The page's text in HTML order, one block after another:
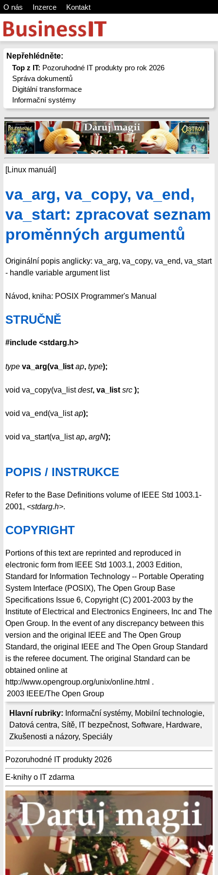
O nás Inzerce Kontakt
Nepřehlédněte:
Top z IT: Pozoruhodné IT produkty pro rok 2026
Správa dokumentů
Digitální transformace
Informační systémy
Hlavní rubriky: Informační systémy, Mobilní technologie,
Datová centra, Sítě, IT bezpečnost, Software, Hardware,
Zkušenosti a názory, Speciály
Pozoruhodné IT produkty 2026
E-knihy o IT zdarma
[Linux manuál]
va_arg, va_copy, va_end,
va_start: zpracovat seznam
proměnných argumentů
Originální popis anglicky: va_arg, va_copy, va_end, va_start
- handle variable argument list
Návod, kniha: POSIX Programmer's Manual
STRUČNĚ
#include <stdarg.h>
type va_arg(va_list ap, type);
void va_copy(va_listdest, va_list src );
void va_end(va_listap);
void va_start(va_listap, argN);
POPIS / INSTRUKCE
Refer to the Base Definitions volume of IEEE Std 1003.1-
2001, <stdarg.h>.
COPYRIGHT
Portions of this text are reprinted and reproduced in
electronic form from IEEE Std 1003.1, 2003 Edition,
Standard for Information Technology -- Portable Operating
System Interface (POSIX), The Open Group Base
Specifications Issue 6, Copyright (C) 2001-2003 by the
Institute of Electrical and Electronics Engineers, Inc and The
Open Group. In the event of any discrepancy between this
version and the original IEEE and The Open Group
Standard, the original IEEE and The Open Group Standard
is the referee document. The original Standard can be
obtained online at
http://www.opengroup.org/unix/online.html .
2003 IEEE/The Open Group